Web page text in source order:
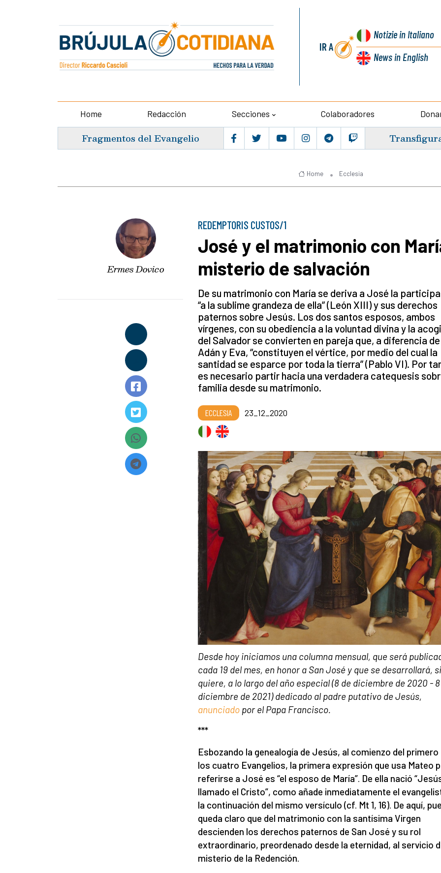
IR A
Notiziein Italiano
News in English
Home Redacción Secciones Colaboradores
Fragmentos del Evangelio
Home Ecclesia
Ermes Dovico
REDEMPTORIS CUSTOS/1
José y el matrimonio con
misterio de salvación
De su matrimonio con María se deriva a José la
“a la sublime grandeza de ella” (León XIII) y sus derechos
paternos sobre Jesús. Los dos santos esposos, ambos
vírgenes, con su obediencia a la voluntad divina y la
del Salvador se convierten en pareja que, a diferencia de
Adán y Eva, “constituyen el vértice, por medio del cual la
santidad se esparce por toda la tierra” (Pablo VI). Por
es necesario partir hacia una verdadera catequesis
familia desde su matrimonio.
ECCLESIA 23_12_2020
Desde hoy iniciamos una columna mensual, que será
cada 19 del mes, en honor a San José y que se desarrollará,
quiere, a lo largo del año especial (8 de diciembre de 2020 -
diciembre de 2021) dedicado al padre putativo de Jesús,
anunciado por el Papa Francisco.
***
Esbozando la genealogía de Jesús, al comienzo del primero
los cuatro Evangelios, la primera expresión que usa Mateo
referirse a José es “el esposo de María”. De ella nació
llamado el Cristo”, como añade inmediatamente el
la continuación del mismo versículo (cf. Mt 1, 16). De aquí,
queda claro que del matrimonio con la santísima Virgen
descienden los derechos paternos de San José y su rol
extraordinario, preordenado desde la eternidad, al servicio
misterio de la Redención.